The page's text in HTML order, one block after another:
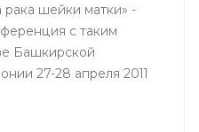
шейки матки» -
с таким
Башкирской
27-28 апреля 2011